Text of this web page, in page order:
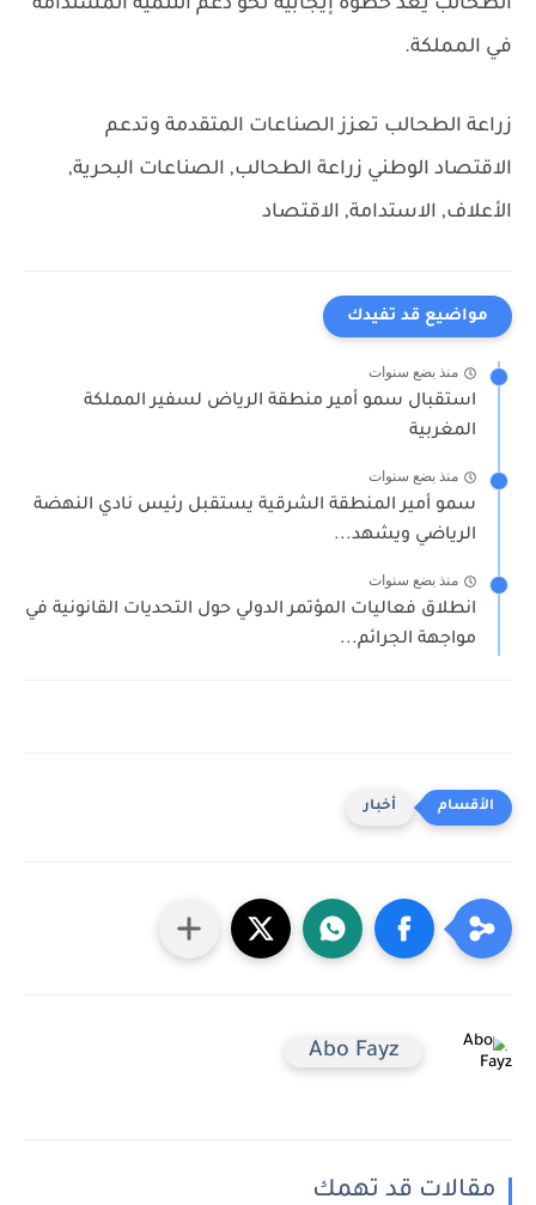
الطحالب يعد خطوة إيجابية نحو دعم التنمية المستدامة
في المملكة.
زراعة الطحالب تعزز الصناعات المتقدمة وتدعم
الاقتصاد الوطني زراعة الطحالب, الصناعات البحرية,
الأعلاف, الاستدامة, الاقتصاد
مواضيع قد تفيدك
منذ بضع سنوات
استقبال سمو أمير منطقة الرياض لسفير المملكة
المغربية
منذ بضع سنوات
سمو أمير المنطقة الشرقية يستقبل رئيس نادي النهضة
الرياضي ويشهد...
منذ بضع سنوات
انطلاق فعاليات المؤتمر الدولي حول التحديات القانونية في
مواجهة الجرائم...
أخبار
Abo Fayz
مقالات قد تهمك